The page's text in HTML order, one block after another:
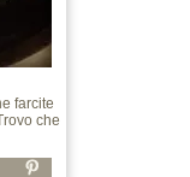
farcite
che